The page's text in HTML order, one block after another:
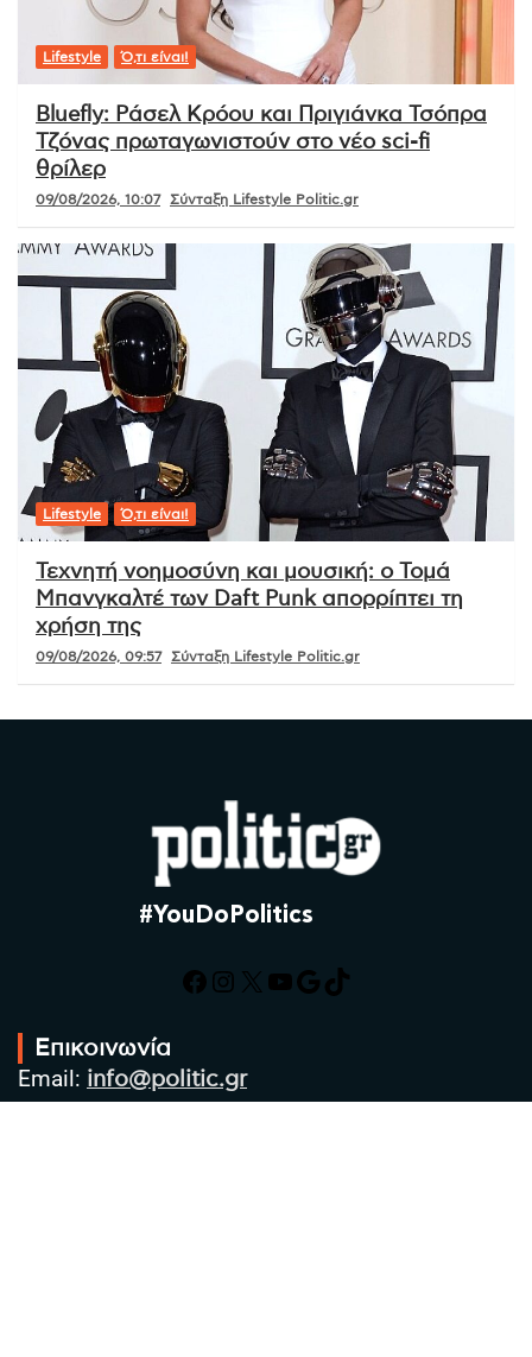
Lifestyle Ό,τι είναι!
Bluefly: Ράσελ Κρόου και Πριγιάνκα Τσόπρα
Τζόνας πρωταγωνιστούν στο νέο sci-fi
θρίλερ
09/08/2026, 10:07 Σύνταξη Lifestyle Politic.gr
Lifestyle Ό,τι είναι!
Τεχνητή νοημοσύνη και μουσική: ο Τομά
Μπανγκαλτέ των Daft Punk απορρίπτει τη
χρήση της
09/08/2026, 09:57 Σύνταξη Lifestyle Politic.gr
#YouDoPolitics
Facebook
Instagram
X YouTube
Google
TikTok
Επικοινωνία
Email: info@politic.gr
Τηλ: